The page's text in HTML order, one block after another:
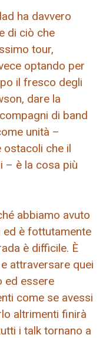
ha davvero
di ciò che
tour,
optando per
il fresco degli
dare la
di band
unità –
ostacoli che il
– è la cosa più
abbiamo avuto
ed è fottutamente
è difficile. È
attraversare quei
ed essere
come se avessi
altrimenti finirà
i talk tornano a